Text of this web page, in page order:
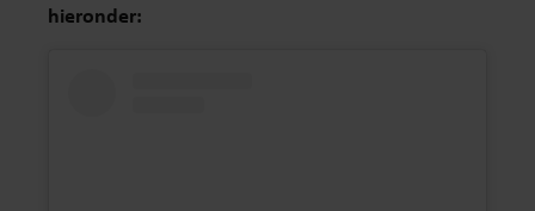
hieronder: